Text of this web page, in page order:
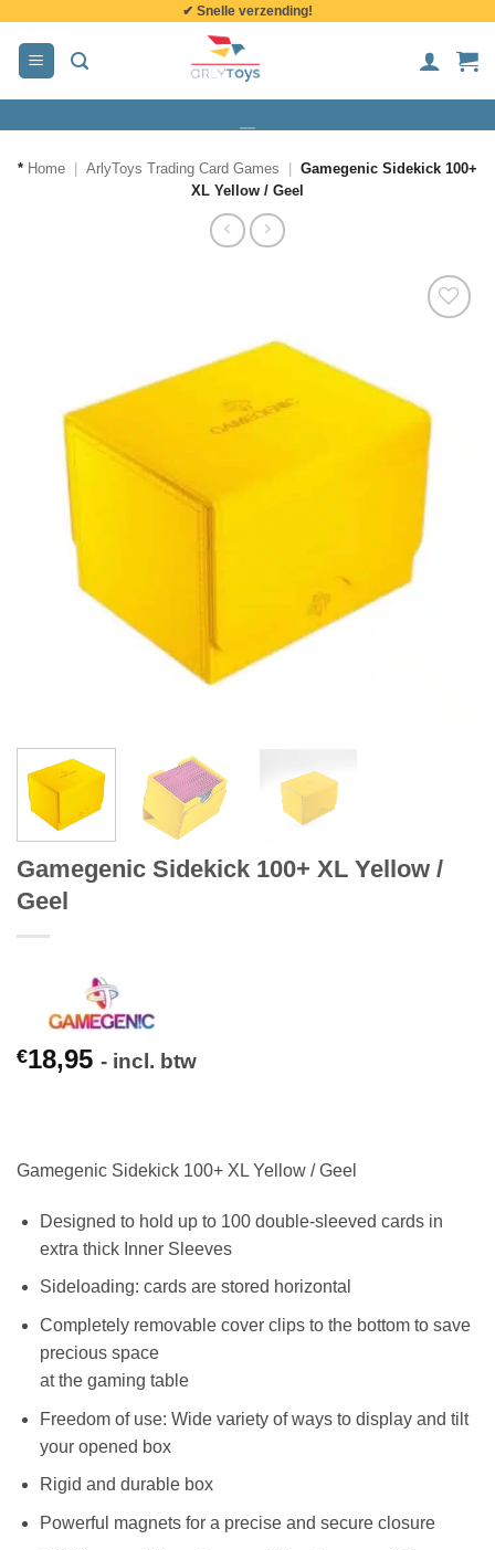
inhoud
✔ Snelle verzending!
* Home ArlyToys Trading Card Games
Gamegenic Sidekick 100+
XL Yellow / Geel
Gamegenic Sidekick 100+ XL Yellow /
Geel
€18,95 - incl. btw
Gamegenic Sidekick 100+ XL Yellow / Geel
Designed to hold up to 100 double-sleeved cards in
extra thick Inner Sleeves
Sideloading: cards are stored horizontal
Completely removable cover clips to the bottom to save
precious space
at the gaming table
Freedom of use: Wide variety of ways to display and tilt
your opened box
Rigid and durable box
Powerful magnets for a precise and secure closure